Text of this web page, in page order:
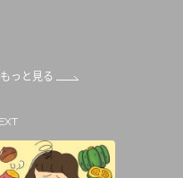
っと見る